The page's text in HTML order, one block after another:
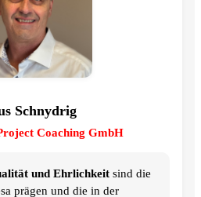
Schnydrig
Coaching GmbH
und Ehrlichkeitsind die
prägen und die in der